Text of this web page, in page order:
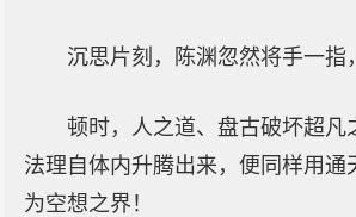
沉思片刻，陈渊忽然将手一指
顿时，人之道、盘古破坏超凡
法理自体内升腾出来，便同样用通
为空想之界！